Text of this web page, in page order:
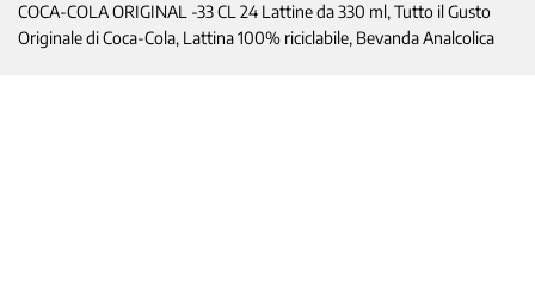
COCA-COLA ORIGINAL -33 CL 24 Lattine da 330 ml, Tutto il Gusto
Originale di Coca-Cola, Lattina 100% riciclabile, Bevanda Analcolica